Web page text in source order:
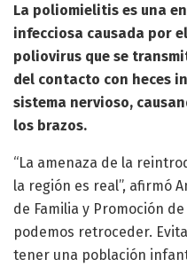
La poliomielitis es una
infecciosa causada por
poliovirus que se
del contacto con heces
sistema nervioso,
los brazos.
“La amenaza de la
la región es real”, afirmó
de Familia y Promoción de
podemos retroceder.
tener una población